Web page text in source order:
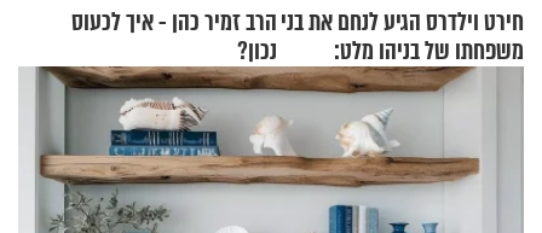
חירט וילדרס הגיע לנחם את בני
משפחתו של בניהו מלט:
"מיליונים באירופה תומכים
הרב זמיר כהן - איך לכעוס
נכון?